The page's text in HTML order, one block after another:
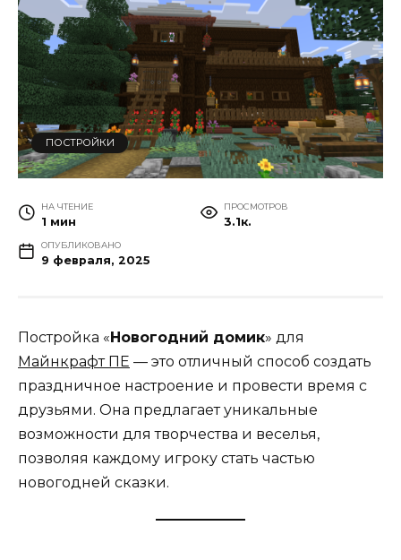
ПОСТРОЙКИ
НА ЧТЕНИЕ
1 мин
ПРОСМОТРОВ
3.1к.
ОПУБЛИКОВАНО
9 февраля, 2025
Постройка «Новогодний домик» для
Майнкрафт ПЕ — это отличный способ создать
праздничное настроение и провести время с
друзьями. Она предлагает уникальные
возможности для творчества и веселья,
позволяя каждому игроку стать частью
новогодней сказки.